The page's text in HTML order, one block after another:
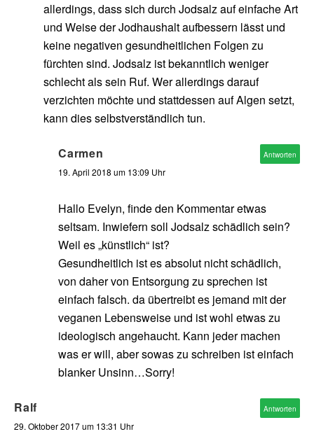
allerdings, dass sich durch Jodsalz auf einfache Art
und Weise der Jodhaushalt aufbessern lässt und
keine negativen gesundheitlichen Folgen zu
fürchten sind. Jodsalz ist bekanntlich weniger
schlecht als sein Ruf. Wer allerdings darauf
verzichten möchte und stattdessen auf Algen setzt,
kann dies selbstverständlich tun.
Carmen
19. April 2018 um 13:09 Uhr
Hallo Evelyn, finde den Kommentar etwas
seltsam. Inwiefern soll Jodsalz schädlich sein?
Weil es „künstlich“ ist?
Gesundheitlich ist es absolut nicht schädlich,
von daher von Entsorgung zu sprechen ist
einfach falsch. da übertreibt es jemand mit der
veganen Lebensweise und ist wohl etwas zu
ideologisch angehaucht. Kann jeder machen
was er will, aber sowas zu schreiben ist einfach
blanker Unsinn…Sorry!
Antworten
Ralf
29. Oktober 2017 um 13:31 Uhr
Antworten